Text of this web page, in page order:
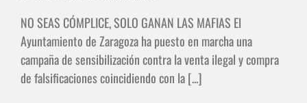
NO SEAS CÓMPLICE, SOLO GANAN LAS MAFIAS El
Ayuntamiento de Zaragoza ha puesto en marcha una
campaña de sensibilización contra la venta ilegal y compra
de falsificaciones coincidiendo con la [...]